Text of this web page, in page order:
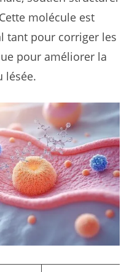
molécule est
tant pour corriger les
pour améliorer la
lésée.